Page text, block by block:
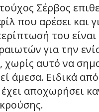
Σέρβος
που αρέσει και
του
για την
χωρίς αυτό να
άμεσα. Ειδικά
αποχωρήσει